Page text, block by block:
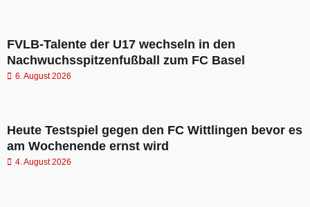
FVLB-Talente der U17 wechseln in den
Nachwuchsspitzenfußball zum FC Basel
6. August 2026
Heute Testspiel gegen den FC Wittlingen bevor es
am Wochenende ernst wird
4. August 2026